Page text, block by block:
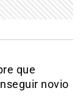
que
novio